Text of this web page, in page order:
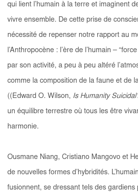
qui lient l’humain à la terre et imaginent
vivre ensemble. De cette prise de
nécessité de repenser notre rapport au
l’Anthropocène : l’ère de l’humain –
par son activité, a peu à peu altéré
comme la composition de la faune et de
((Edward O. Wilson, Is Humanity
un équilibre terrestre où tous les être
harmonie.
Ousmane Niang, Cristiano Mangovo et
de nouvelles formes d’hybridités.
fusionnent, se dressant tels des gardiens